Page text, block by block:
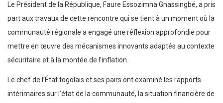
Le Président de la République, Faure Essozimna Gnassingbé, a pris
part aux travaux de cette rencontre qui se tient à un moment où la
communauté régionale a engagé une réflexion approfondie pour
mettre en œuvre des mécanismes innovants adaptés au contexte
sécuritaire et à la montée de l’inflation.
Le chef de l’État togolais et ses pairs ont examiné les rapports
intérimaires sur l’état de la communauté, la situation financière de